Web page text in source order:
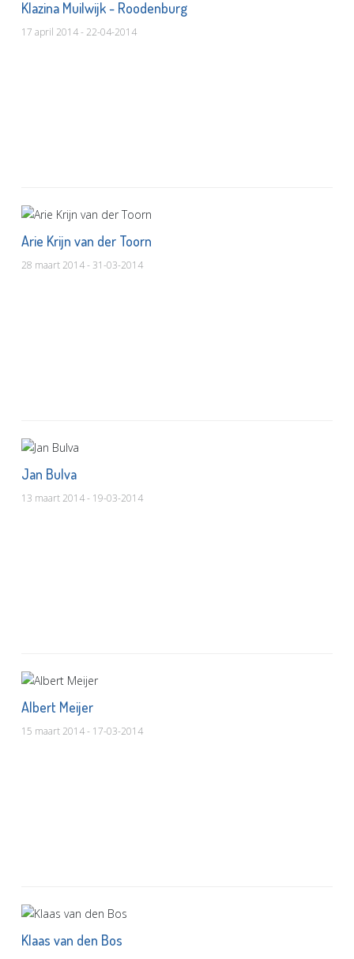
Klazina Muilwijk - Roodenburg
17 april 2014 - 22-04-2014
Arie Krijn van der Toorn
28 maart 2014 - 31-03-2014
Jan Bulva
13 maart 2014 - 19-03-2014
Albert Meijer
15 maart 2014 - 17-03-2014
Klaas van den Bos